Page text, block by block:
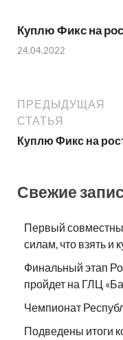
Куплю Фикс на
24.04.2022
ПРЕДЫДУЩАЯ
СТАТЬЯ
Куплю Фикс на
Свежие
Первый
силам, что взять и
Финальный этап
пройдет на ГЛЦ
Чемпионат
Подведены итоги